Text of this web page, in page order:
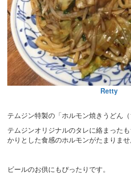
Retty
テムジン特製の「ホルモン焼きうどん（
テムジンオリジナルのタレに絡まった
かりとした食感のホルモンがたまりませ
ビールのお供にもぴったりです。